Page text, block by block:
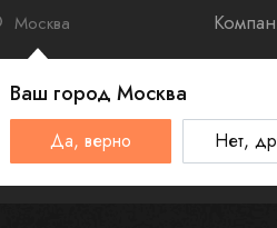
Москва
Ваш город Москва
Да, верно Нет,
Schulthess Smeg